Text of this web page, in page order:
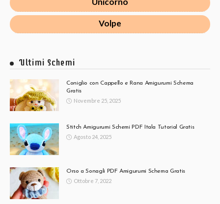
Volpe
Ultimi Schemi
Coniglio con Cappello e Rana Amigurumi Schema
Gratis
Novembre 25, 2025
Stitch Amigurumi Schemi PDF Itala Tutorial Gratis
Agosto 24, 2025
Orso a Sonagli PDF Amigurumi Schema Gratis
Ottobre 7, 2022